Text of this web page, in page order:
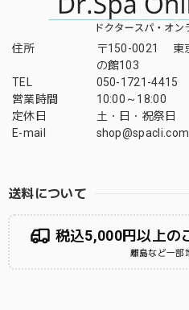
住所
〒150-0021 東
の館103
TEL
050-1721-4415
営業時間
10:00～18:00
定休日
土・日・祝祭日
E-mail
shop@spacli.com
送料について
税込5,000円以上の
離島など一部